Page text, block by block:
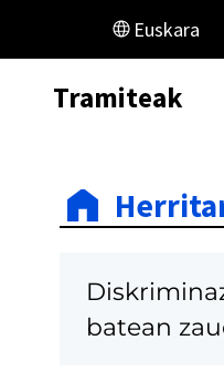
Euskara
Tramiteak
batean